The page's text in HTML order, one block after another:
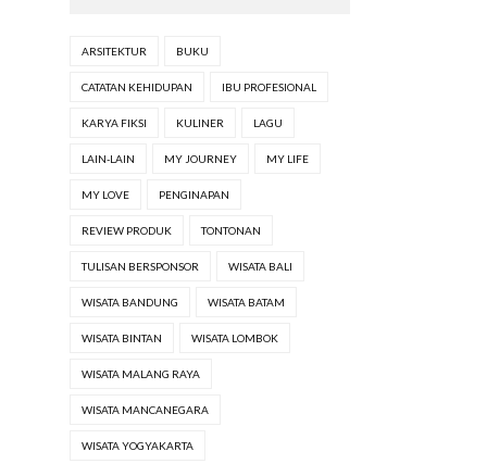
ARSITEKTUR BUKU
CATATAN KEHIDUPAN IBU PROFESIONAL
KARYA FIKSI KULINER LAGU
LAIN-LAIN MY JOURNEY MY LIFE
MY LOVE PENGINAPAN
REVIEW PRODUK TONTONAN
TULISAN BERSPONSOR WISATA BALI
WISATA BANDUNG WISATA BATAM
WISATA BINTAN WISATA LOMBOK
WISATA MALANG RAYA
WISATA MANCANEGARA
WISATA YOGYAKARTA